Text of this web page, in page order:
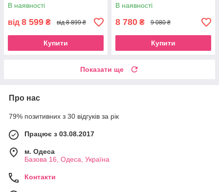
В наявності
від 8 599 ₴ від 8 899 ₴
Купити
В наявності
8 780 ₴ 9 080 ₴
Купити
Показати ще
Про нас
79% позитивних з 30 відгуків за рік
Працює з 03.08.2017
м. Одеса
Базова 16, Одеса, Україна
Контакти